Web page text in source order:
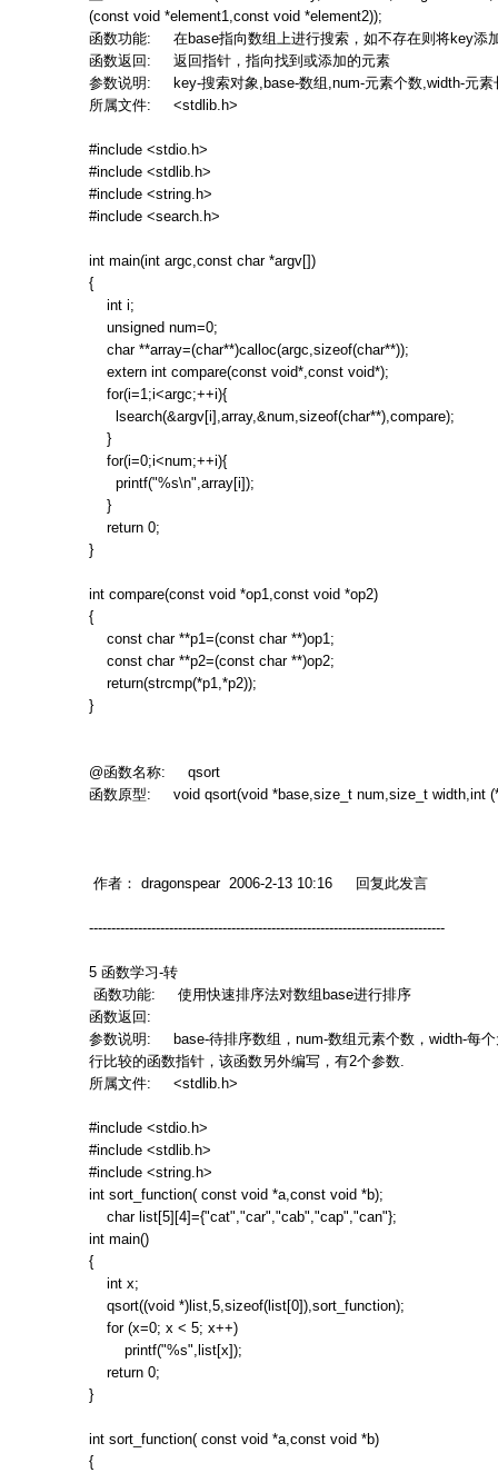
(const void *element1,const void *element2));
函数功能: 在base指向数组上进行搜索，如不存在则将key添
函数返回: 返回指针，指向找到或添加的元素
参数说明: key-搜索对象 ,base-数组 ,num-元素个数 ,width-元素
所属文件: <stdlib.h>
#include <stdio.h>
#include <stdlib.h>
#include <string.h>
#include <search.h>
int main(int argc,const char *argv[])
{
int i;
unsigned num=0;
char **array=(char**)calloc(argc,sizeof(char**));
extern int compare(const void*,const void*);
for(i=1;i<argc;++i){
lsearch(&argv[i],array,&num,sizeof(char**),compare);
}
for(i=0;i<num;++i){
printf("%s\n",array[i]);
}
return 0;
}
int compare(const void *op1,const void *op2)
{
const char **p1=(const char **)op1;
const char **p2=(const char **)op2;
return(strcmp(*p1,*p2));
}
@函数名称: qsort
函数原型: void qsort(void *base,size_t num,size_t width,int
作者： dragonspear 2006-2-13 10:16 回复此发言
--------------------------------------------------------------------------------
5 函数学习-转
函数功能: 使用快速排序法对数组base进行排序
函数返回:
参数说明: base-待排序数组， num-数组元素个数， width-每
行比较的函数指针，该函数另外编写，有2个参数
所属文件: <stdlib.h>
#include <stdio.h>
#include <stdlib.h>
#include <string.h>
int sort_function( const void *a,const void *b);
char list[5][4]={"cat","car","cab","cap","can"};
int main()
{
int x;
qsort((void *)list,5,sizeof(list[0]),sort_function);
for (x=0; x < 5; x++)
printf("%s",list[x]);
return 0;
}
int sort_function( const void *a,const void *b)
{